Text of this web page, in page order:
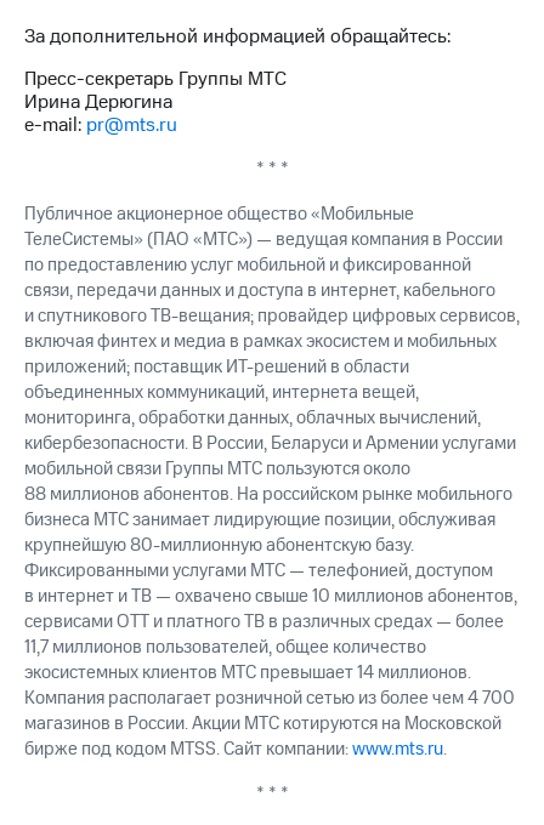
приобретения
выкупа
акций
Дивиденды
Описание
Еврооблигации-2023
Уведомление
о
погашении
именных
облигаций
Другое
Регистратор
Реквизиты
Контакты
развитие
деловая этика
На главную
За дополнительной информацией обращайтесь:
Пресс-секретарь Группы МТС
Ирина Дерюгина
e-mail: pr@mts.ru
* * *
Публичное акционерное общество «Мобильные
ТелеСистемы» (ПАО «МТС») — ведущая компания в России
по предоставлению услуг мобильной и фиксированной
связи, передачи данных и доступа в интернет, кабельного
и спутникового ТВ-вещания; провайдер цифровых сервисов,
включая финтех и медиа в рамках экосистем и мобильных
приложений; поставщик ИТ-решений в области
объединенных коммуникаций, интернета вещей,
мониторинга, обработки данных, облачных вычислений,
кибербезопасности. В России, Беларуси и Армении услугами
мобильной связи Группы МТС пользуются около
88 миллионов абонентов. На российском рынке мобильного
бизнеса МТС занимает лидирующие позиции, обслуживая
крупнейшую 80-миллионную абонентскую базу.
Фиксированными услугами МТС — телефонией, доступом
в интернет и ТВ — охвачено свыше 10 миллионов абонентов,
сервисами OTT и платного ТВ в различных средах — более
11,7 миллионов пользователей, общее количество
экосистемных клиентов МТС превышает 14 миллионов.
Компания располагает розничной сетью из более чем 4 700
магазинов в России. Акции МТС котируются на Московской
бирже под кодом MTSS. Сайт компании:www.mts.ru.
* * *